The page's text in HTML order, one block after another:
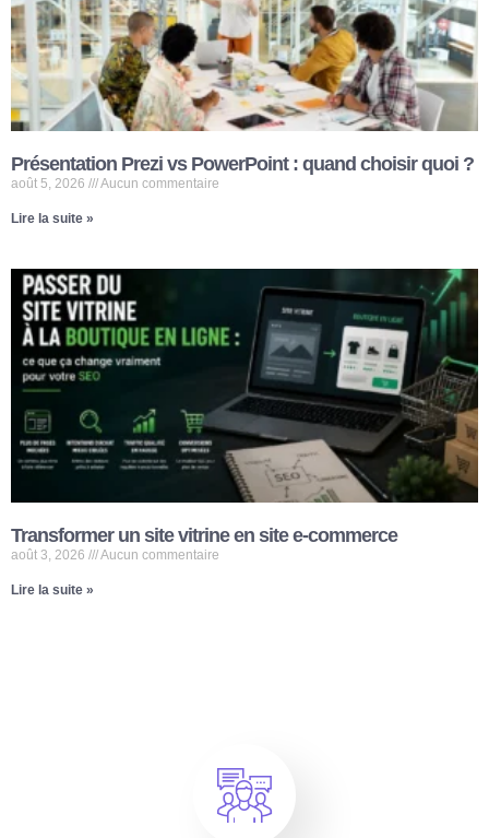
Présentation Prezi vs PowerPoint : quand choisir quoi ?
août 5, 2026 Aucun commentaire
Lire la suite »
Transformer un site vitrine en site e-commerce
août 3, 2026 Aucun commentaire
Lire la suite »